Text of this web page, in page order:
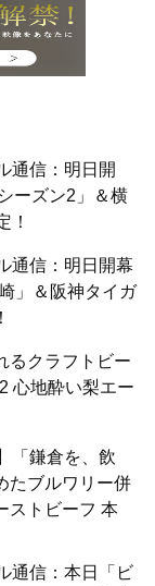
通信：明日開
ーズン2」＆横
！
通信：明日開幕
」＆阪神タイガ
るクラフトビー
心地酔い梨エー
「鎌倉を、飲
たブルワリー併
ストビーフ 本
通信：本日「ビ